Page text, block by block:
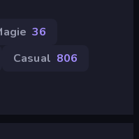
36
Casual 806